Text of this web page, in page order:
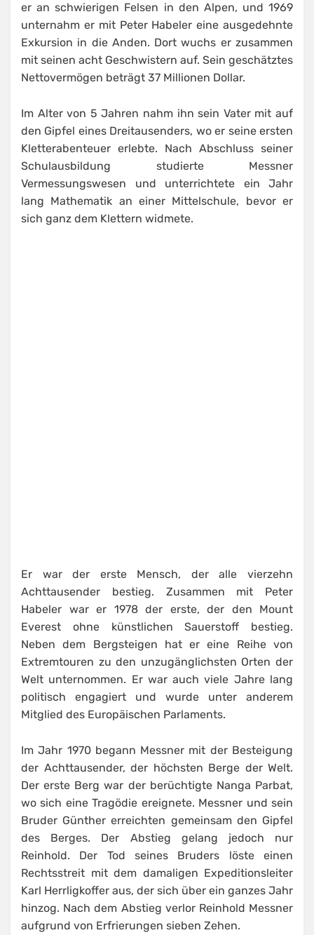
er an schwierigen Felsen in den Alpen, und 1969
unternahm er mit Peter Habeler eine ausgedehnte
Exkursion in die Anden. Dort wuchs er zusammen
mit seinen acht Geschwistern auf. Sein geschätztes
Nettovermögen beträgt 37 Millionen Dollar.
Im Alter von 5 Jahren nahm ihn sein Vater mit auf
den Gipfel eines Dreitausenders, wo er seine ersten
Kletterabenteuer erlebte. Nach Abschluss seiner
Schulausbildung studierte Messner
Vermessungswesen und unterrichtete ein Jahr
lang Mathematik an einer Mittelschule, bevor er
sich ganz dem Klettern widmete.
Er war der erste Mensch, der alle vierzehn
Achttausender bestieg. Zusammen mit Peter
Habeler war er 1978 der erste, der den Mount
Everest ohne künstlichen Sauerstoff bestieg.
Neben dem Bergsteigen hat er eine Reihe von
Extremtouren zu den unzugänglichsten Orten der
Welt unternommen. Er war auch viele Jahre lang
politisch engagiert und wurde unter anderem
Mitglied des Europäischen Parlaments.
Im Jahr 1970 begann Messner mit der Besteigung
der Achttausender, der höchsten Berge der Welt.
Der erste Berg war der berüchtigte Nanga Parbat,
wo sich eine Tragödie ereignete. Messner und sein
Bruder Günther erreichten gemeinsam den Gipfel
des Berges. Der Abstieg gelang jedoch nur
Reinhold. Der Tod seines Bruders löste einen
Rechtsstreit mit dem damaligen Expeditionsleiter
Karl Herrligkoffer aus, der sich über ein ganzes Jahr
hinzog. Nach dem Abstieg verlor Reinhold Messner
aufgrund von Erfrierungen sieben Zehen.